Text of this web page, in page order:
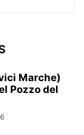
Marche)
Pozzo del